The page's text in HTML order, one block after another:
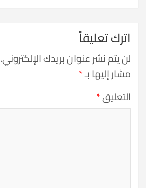
اترك تعليقاً
لن يتم نشر عنوان بريدك الإلكتروني.
مشار إليها بـ*
التعليق*